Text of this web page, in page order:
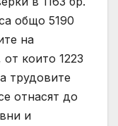
общо 5190
на
които 1223
трудовите
отнасят до
и